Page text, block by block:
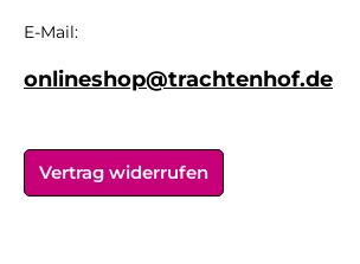
E-Mail:
onlineshop@trachtenhof.de
Vertrag widerrufen